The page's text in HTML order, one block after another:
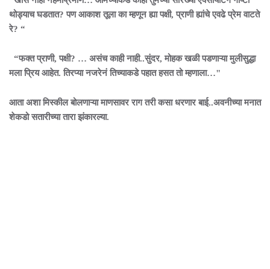
थोड्याच घडतात? पण आकाश तूला का म्हणून ह्या पक्षी, प्राणी ह्यांचे एवढे प्रेम वाटते
रे? “
“फक्त प्राणी, पक्षी? … असंच काही नाही..सुंदर, मोहक खळी पडणाऱ्या मुलीसुद्धा
मला प्रिय आहेत. तिरप्या नजरेनं तिच्याकडे पहात हसत तो म्हणाला…"
आता अशा मिस्कील बोलणाऱ्या माणसावर राग तरी कसा धरणार बाई..अवनीच्या मनात
शेकडो सतारीच्या तारा झंकारल्या.